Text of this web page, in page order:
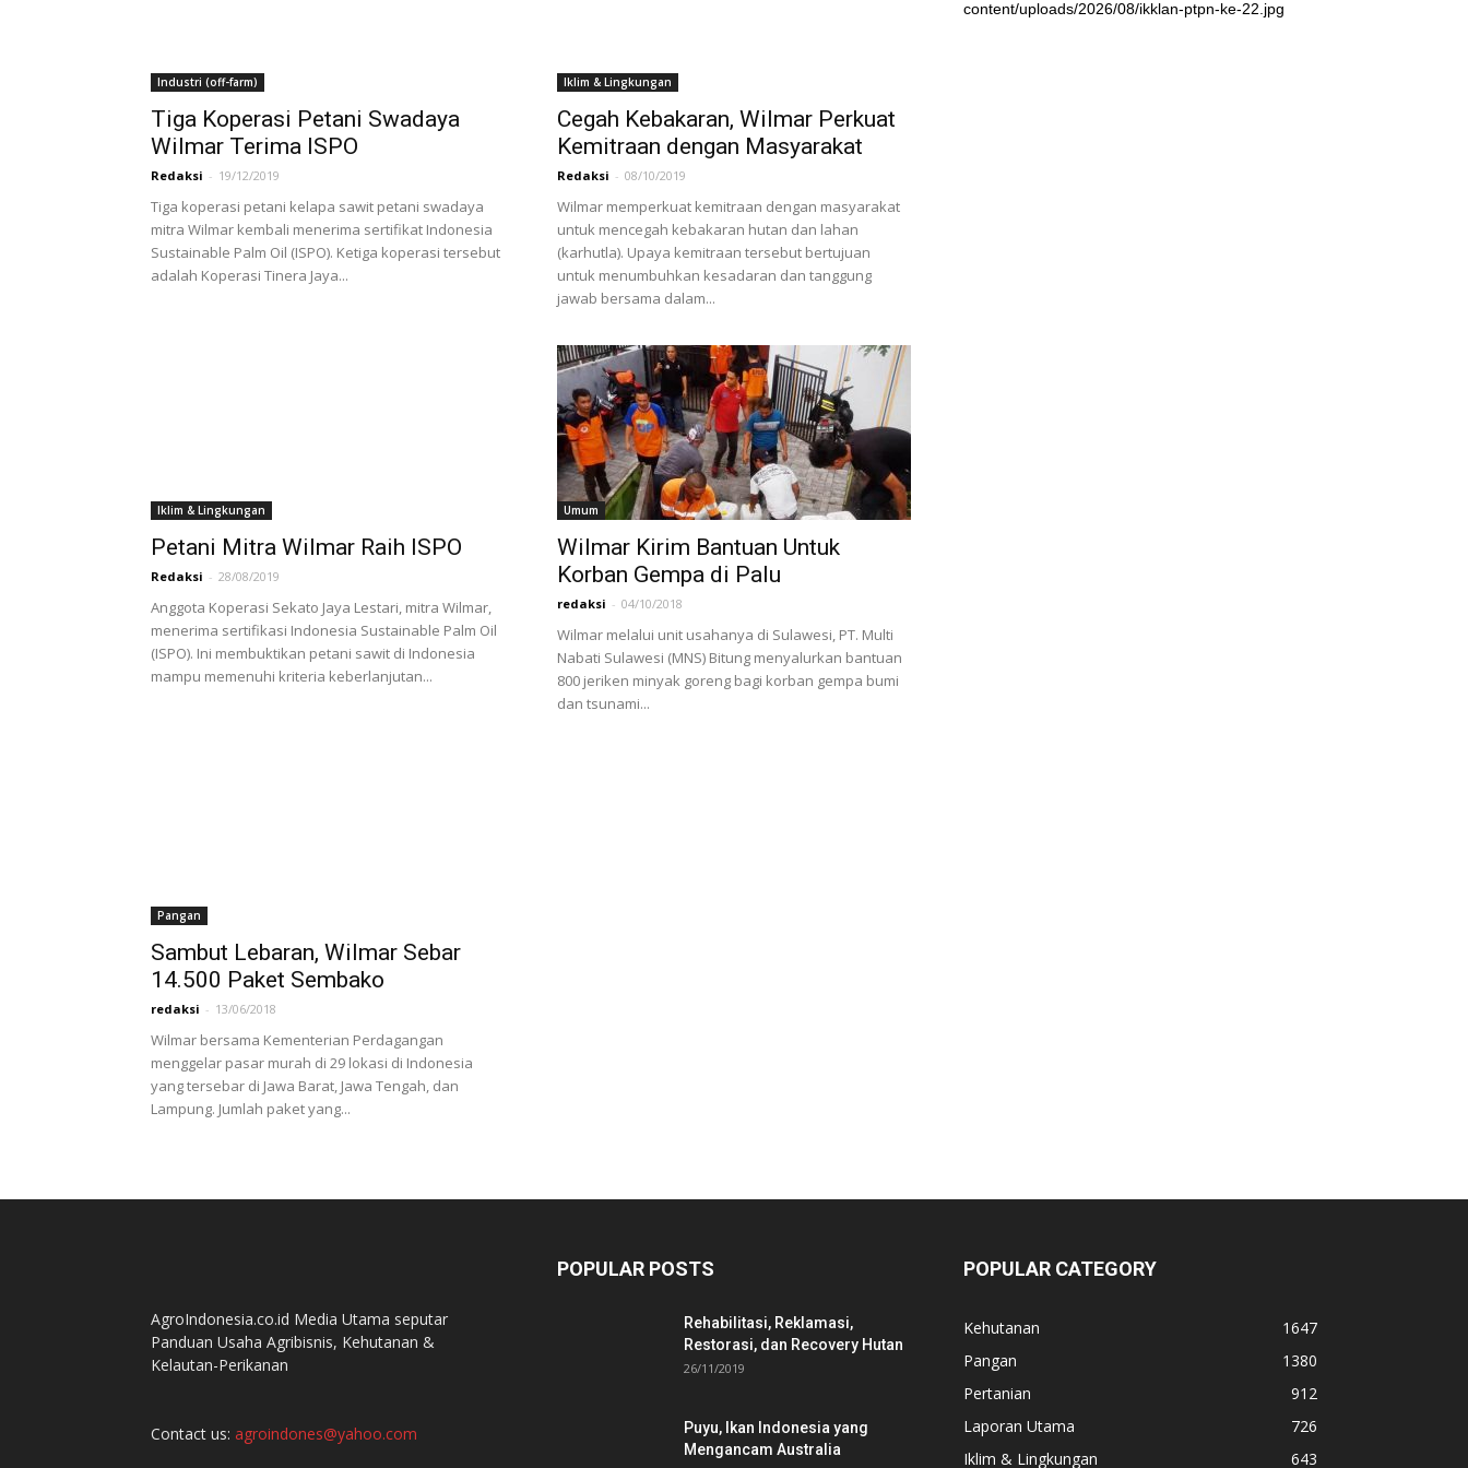
Industri (off-farm)
Tiga Koperasi Petani Swadaya
Wilmar Terima ISPO
Redaksi - 19/12/2019
Tiga koperasi petani kelapa sawit petani swadaya
mitra Wilmar kembali menerima sertifikat Indonesia
Sustainable Palm Oil (ISPO). Ketiga koperasi tersebut
adalah Koperasi Tinera Jaya...
Iklim & Lingkungan
Cegah Kebakaran, Wilmar Perkuat
Kemitraan dengan Masyarakat
Redaksi - 08/10/2019
Wilmar memperkuat kemitraan dengan masyarakat
untuk mencegah kebakaran hutan dan lahan
(karhutla). Upaya kemitraan tersebut bertujuan
untuk menumbuhkan kesadaran dan tanggung
jawab bersama dalam...
Iklim & Lingkungan
Petani Mitra Wilmar Raih ISPO
Redaksi - 28/08/2019
Anggota Koperasi Sekato Jaya Lestari, mitra Wilmar,
menerima sertifikasi Indonesia Sustainable Palm Oil
(ISPO). Ini membuktikan petani sawit di Indonesia
mampu memenuhi kriteria keberlanjutan...
Umum
Wilmar Kirim Bantuan Untuk
Korban Gempa di Palu
redaksi - 04/10/2018
Wilmar melalui unit usahanya di Sulawesi, PT. Multi
Nabati Sulawesi (MNS) Bitung menyalurkan bantuan
800 jeriken minyak goreng bagi korban gempa bumi
dan tsunami...
Pangan
Sambut Lebaran, Wilmar Sebar
14.500 Paket Sembako
redaksi - 13/06/2018
Wilmar bersama Kementerian Perdagangan
menggelar pasar murah di 29 lokasi di Indonesia
yang tersebar di Jawa Barat, Jawa Tengah, dan
Lampung. Jumlah paket yang...
content/uploads/2026/08/ikklan-ptpn-ke-22.jpg
AgroIndonesia.co.id Media Utama seputar
Panduan Usaha Agribisnis, Kehutanan &
Kelautan-Perikanan
Contact us: agroindones@yahoo.com
POPULAR POSTS
Rehabilitasi, Reklamasi,
Restorasi, dan Recovery Hutan
26/11/2019
Puyu, Ikan Indonesia yang
Mengancam Australia
POPULAR CATEGORY
Kehutanan
1647
Pangan
1380
Pertanian
912
Laporan Utama
726
Iklim & Lingkungan
643